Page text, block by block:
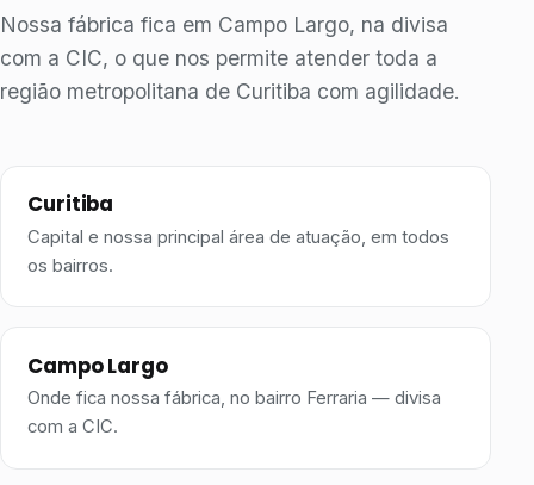
Nossa fábrica fica em Campo Largo, na divisa
com a CIC, o que nos permite atender toda a
região metropolitana de Curitiba com agilidade.
Curitiba
Capital e nossa principal área de atuação, em todos
os bairros.
Campo Largo
Onde fica nossa fábrica, no bairro Ferraria — divisa
com a CIC.